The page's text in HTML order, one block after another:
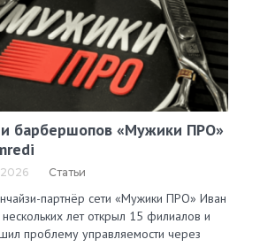
барбершопов «Мужики ПРО»
2026 Статьи
партнёр сети «Мужики ПРО» Иван
лет открыл 15 филиалов и
проблему управляемости через